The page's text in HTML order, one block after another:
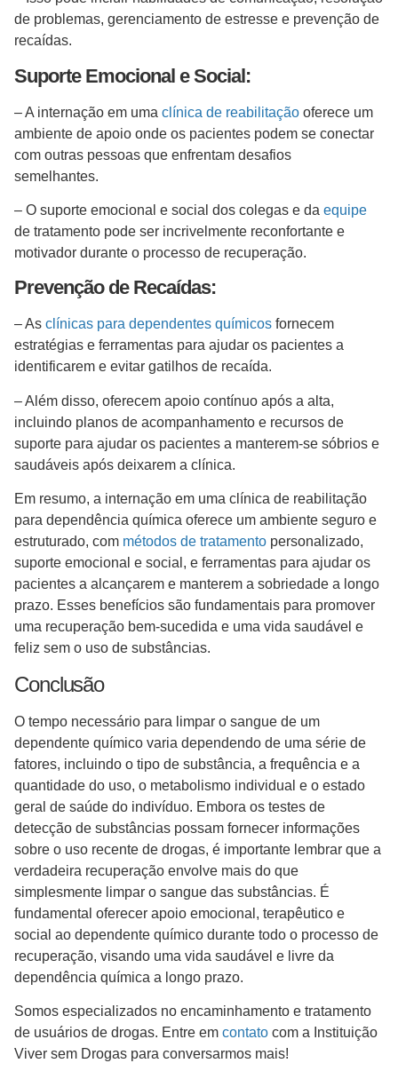
de problemas, gerenciamento de estresse e prevenção de
recaídas.
Suporte Emocional e Social:
– A internação em uma clínica de reabilitação oferece um
ambiente de apoio onde os pacientes podem se conectar
com outras pessoas que enfrentam desafios
semelhantes.
– O suporte emocional e social dos colegas e da equipe
de tratamento pode ser incrivelmente reconfortante e
motivador durante o processo de recuperação.
Prevenção de Recaídas:
– As clínicas para dependentes químicos fornecem
estratégias e ferramentas para ajudar os pacientes a
identificarem e evitar gatilhos de recaída.
– Além disso, oferecem apoio contínuo após a alta,
incluindo planos de acompanhamento e recursos de
suporte para ajudar os pacientes a manterem-se sóbrios e
saudáveis após deixarem a clínica.
Em resumo, a internação em uma clínica de reabilitação
para dependência química oferece um ambiente seguro e
estruturado, com métodos de tratamento personalizado,
suporte emocional e social, e ferramentas para ajudar os
pacientes a alcançarem e manterem a sobriedade a longo
prazo. Esses benefícios são fundamentais para promover
uma recuperação bem-sucedida e uma vida saudável e
feliz sem o uso de substâncias.
Conclusão
O tempo necessário para limpar o sangue de um
dependente químico varia dependendo de uma série de
fatores, incluindo o tipo de substância, a frequência e a
quantidade do uso, o metabolismo individual e o estado
geral de saúde do indivíduo. Embora os testes de
detecção de substâncias possam fornecer informações
sobre o uso recente de drogas, é importante lembrar que a
verdadeira recuperação envolve mais do que
simplesmente limpar o sangue das substâncias. É
fundamental oferecer apoio emocional, terapêutico e
social ao dependente químico durante todo o processo de
recuperação, visando uma vida saudável e livre da
dependência química a longo prazo.
Somos especializados no encaminhamento e tratamento
de usuários de drogas. Entre em contato com a Instituição
Viver sem Drogas para conversarmos mais!